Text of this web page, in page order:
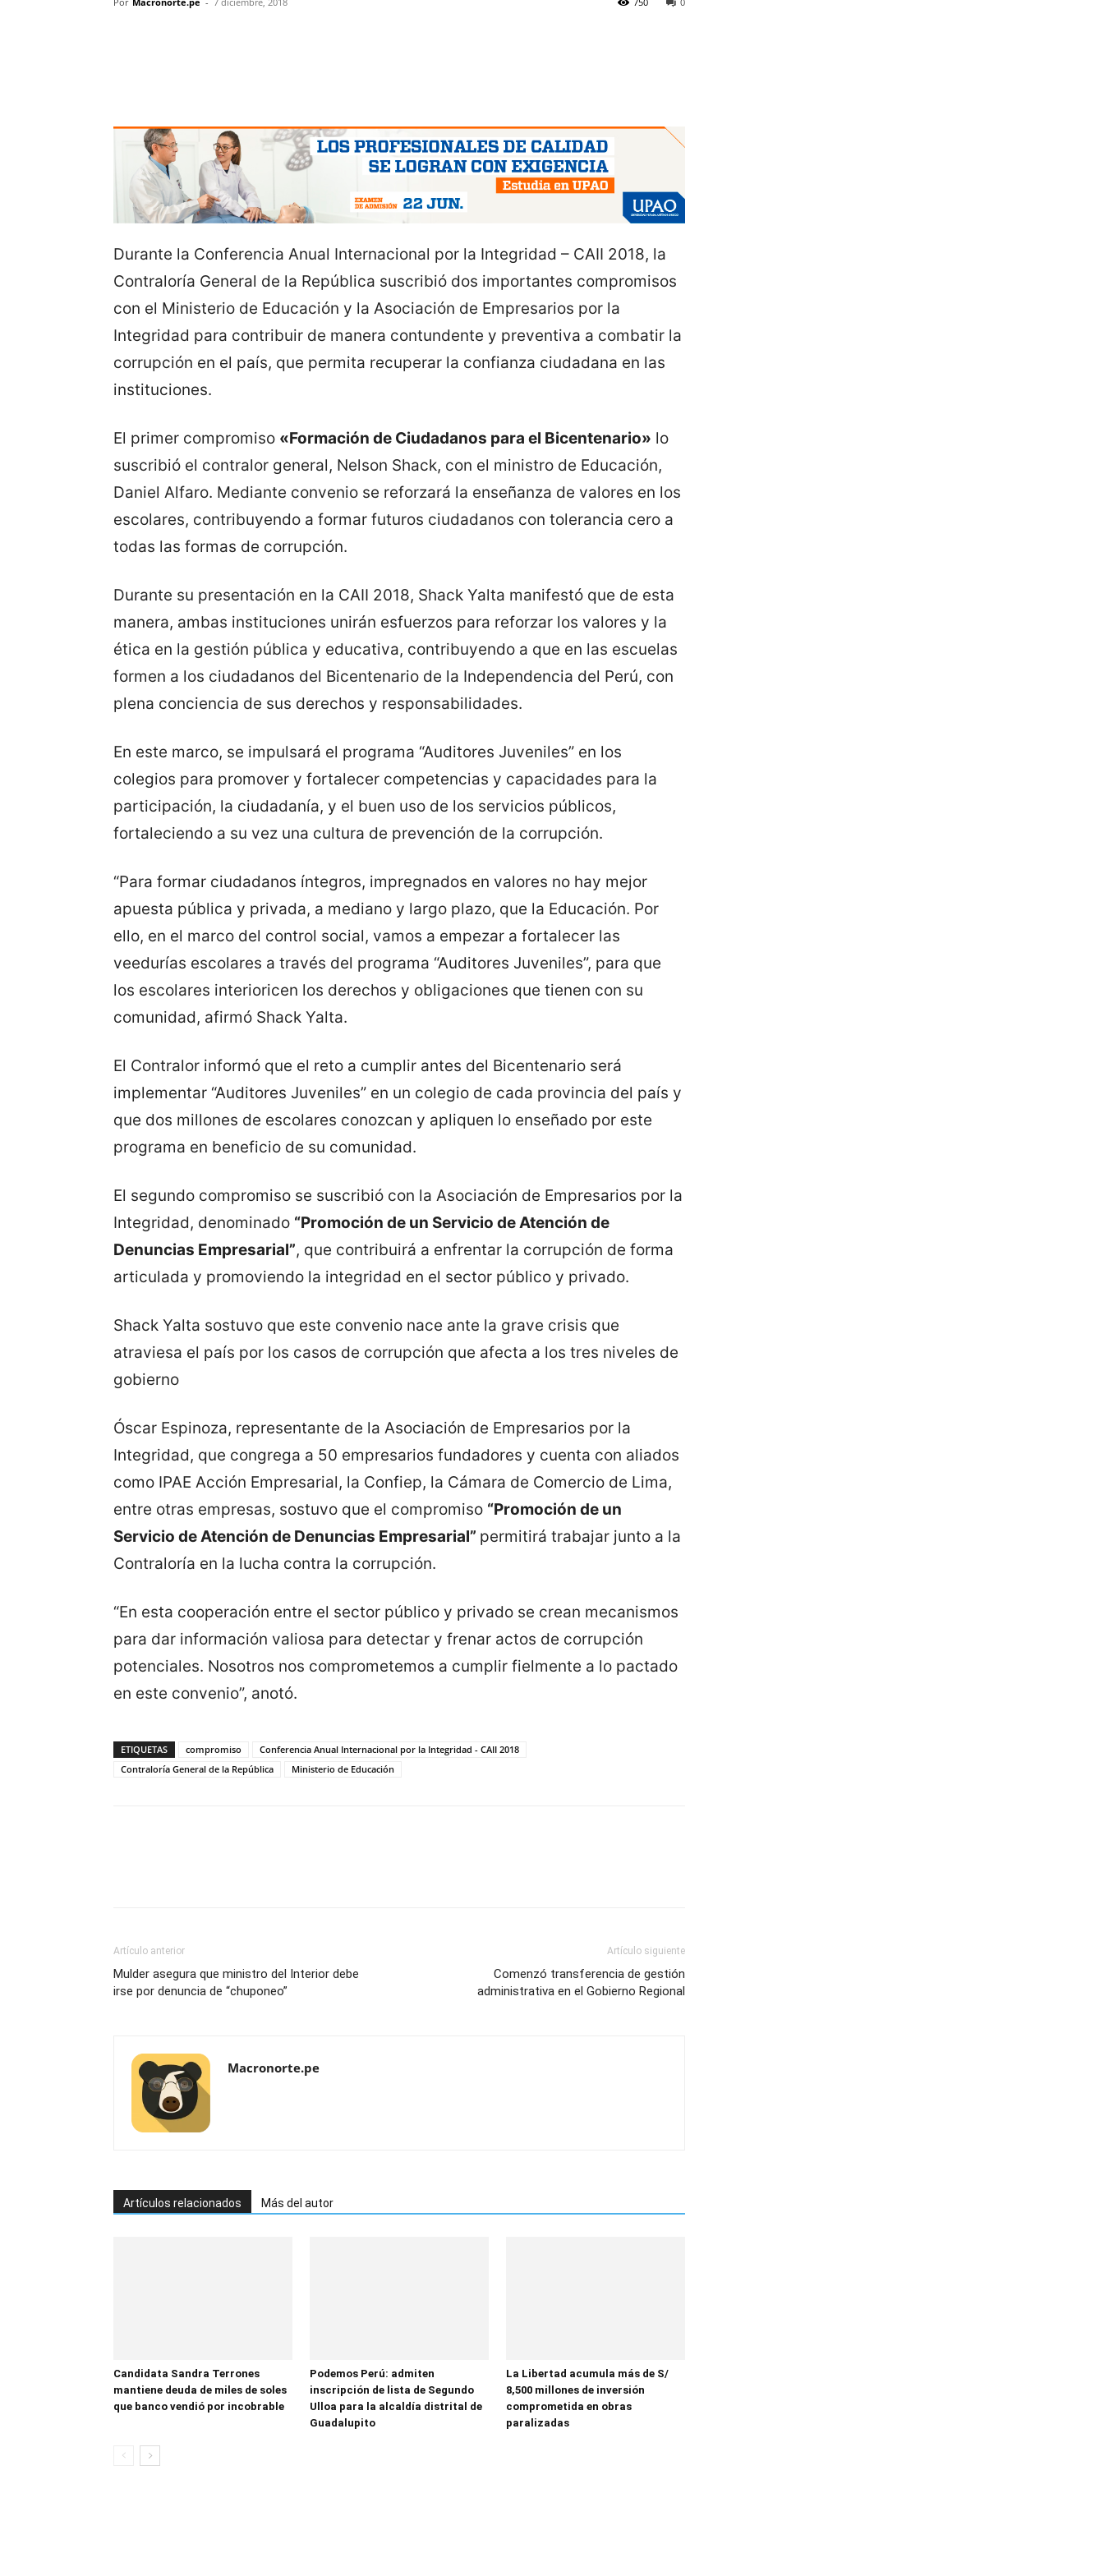
Durante la Conferencia Anual Internacional por la Integridad – CAII 2018, la
Contraloría General de la República suscribió dos importantes compromisos
con el Ministerio de Educación y la Asociación de Empresarios por la
Integridad para contribuir de manera contundente y preventiva a combatir la
corrupción en el país, que permita recuperar la confianza ciudadana en las
instituciones.
El primer compromiso «Formación de Ciudadanos para el Bicentenario» lo
suscribió el contralor general, Nelson Shack, con el ministro de Educación,
Daniel Alfaro. Mediante convenio se reforzará la enseñanza de valores en los
escolares, contribuyendo a formar futuros ciudadanos con tolerancia cero a
todas las formas de corrupción.
Durante su presentación en la CAII 2018, Shack Yalta manifestó que de esta
manera, ambas instituciones unirán esfuerzos para reforzar los valores y la
ética en la gestión pública y educativa, contribuyendo a que en las escuelas
formen a los ciudadanos del Bicentenario de la Independencia del Perú, con
plena conciencia de sus derechos y responsabilidades.
En este marco, se impulsará el programa “Auditores Juveniles” en los
colegios para promover y fortalecer competencias y capacidades para la
participación, la ciudadanía, y el buen uso de los servicios públicos,
fortaleciendo a su vez una cultura de prevención de la corrupción.
“Para formar ciudadanos íntegros, impregnados en valores no hay mejor
apuesta pública y privada, a mediano y largo plazo, que la Educación. Por
ello, en el marco del control social, vamos a empezar a fortalecer las
veedurías escolares a través del programa “Auditores Juveniles”, para que
los escolares interioricen los derechos y obligaciones que tienen con su
comunidad, afirmó Shack Yalta.
El Contralor informó que el reto a cumplir antes del Bicentenario será
implementar “Auditores Juveniles” en un colegio de cada provincia del país y
que dos millones de escolares conozcan y apliquen lo enseñado por este
programa en beneficio de su comunidad.
El segundo compromiso se suscribió con la Asociación de Empresarios por la
Integridad, denominado “Promoción de un Servicio de Atención de
Denuncias Empresarial”, que contribuirá a enfrentar la corrupción de forma
articulada y promoviendo la integridad en el sector público y privado.
Shack Yalta sostuvo que este convenio nace ante la grave crisis que
atraviesa el país por los casos de corrupción que afecta a los tres niveles de
gobierno
Óscar Espinoza, representante de la Asociación de Empresarios por la
Integridad, que congrega a 50 empresarios fundadores y cuenta con aliados
como IPAE Acción Empresarial, la Confiep, la Cámara de Comercio de Lima,
entre otras empresas, sostuvo que el compromiso “Promoción de un
Servicio de Atención de Denuncias Empresarial” permitirá trabajar junto a la
Contraloría en la lucha contra la corrupción.
“En esta cooperación entre el sector público y privado se crean mecanismos
para dar información valiosa para detectar y frenar actos de corrupción
potenciales. Nosotros nos comprometemos a cumplir fielmente a lo pactado
en este convenio”, anotó.
ETIQUETAS compromiso
Conferencia Anual Internacional por la Integridad - CAII 2018
Contraloría General de la República
Ministerio de Educación
Artículo anterior
Mulder asegura que ministro del Interior debe
irse por denuncia de “chuponeo”
Artículo siguiente
Comenzó transferencia de gestión
administrativa en el Gobierno Regional
Macronorte.pe
Artículos relacionados Más del autor
Candidata Sandra Terrones
mantiene deuda de miles de soles
que banco vendió por incobrable
Podemos Perú: admiten
inscripción de lista de Segundo
Ulloa para la alcaldía distrital de
Guadalupito
La Libertad acumula más de S/
8,500 millones de inversión
comprometida en obras
paralizadas